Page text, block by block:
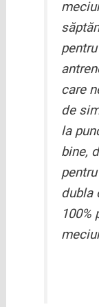
care
de
la
bine,
dubla
100%